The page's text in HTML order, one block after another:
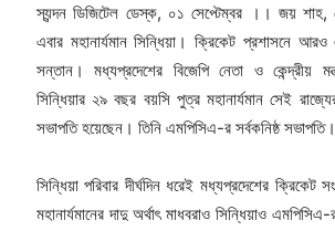
স্যন্দন ডিজিটেল ডেস্ক, ০১ সেপ্টেম্বর ।। জয় শাহ,
এবার মহানার্যমান সিন্ধিয়া। ক্রিকেট প্রশাসনে আরও
সন্তান। মধ্যপ্রদেশের বিজেপি নেতা ও কেন্দ্রীয়
সিন্ধিয়ার ২৯ বছর বয়সি পুত্র মহানার্যমান সেই
সভাপতি হয়েছেন। তিনি এমপিসিএ-র সর্বকনিষ্ঠ সভাপতি।
সিন্ধিয়া পরিবার দীর্ঘদিন ধরেই মধ্যপ্রদেশের ক্রিকেট
মহানার্যমানের দাদু অর্থাৎ মাধবরাও সিন্ধিয়াও